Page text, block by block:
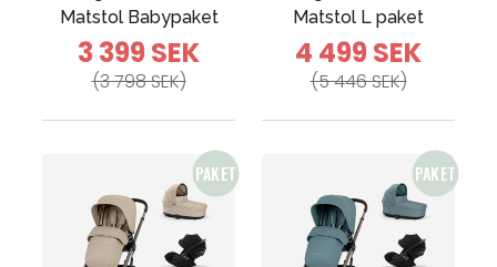
Matstol Babypaket
3 399 SEK
(3 798 SEK)
Matstol L paket
4 499 SEK
(5 446 SEK)